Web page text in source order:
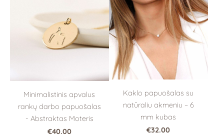
Minimalistinis apvalus
rankų darbo papuošalas
- Abstraktas Moteris
€40.00
Kaklo papuošalas su
natūraliu akmeniu – 6
mm kubas
€32.00